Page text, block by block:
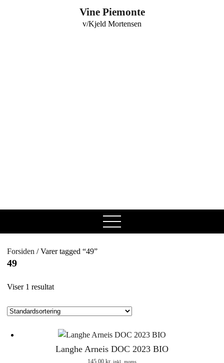
Vine Piemonte
v/Kjeld Mortensen
open
menu
Forsiden / Varer tagged “49”
49
Viser 1 resultat
Langhe Arneis DOC 2023 BIO
inkl. moms